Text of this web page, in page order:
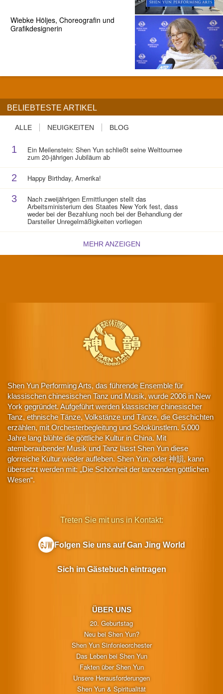
Wiebke Höljes, Choreografin und
Grafikdesignerin
BELIEBTESTE ARTIKEL
ALLE NEUIGKEITEN BLOG
1 Ein Meilenstein: Shen Yun schließt seine Welttournee
zum 20-jährigen Jubiläum ab
2 Happy Birthday, Amerika!
3 Nach zweijährigen Ermittlungen stellt das
Arbeitsministerium des Staates New York fest, dass
weder bei der Bezahlung noch bei der Behandlung der
Darsteller Unregelmäßigkeiten vorliegen
MEHR ANZEIGEN
Shen Yun Performing Arts, das führende Ensemble für
klassischen chinesischen Tanz und Musik, wurde 2006 in New
York gegründet. Aufgeführt werden klassischer chinesischer
Tanz, ethnische Tänze, Volkstänze und Tänze, die Geschichten
erzählen, mit Orchesterbegleitung und Solokünstlern. 5.000
Jahre lang blühte die göttliche Kultur in China. Mit
atemberaubender Musik und Tanz lässt Shen Yun diese
glorreiche Kultur wieder aufleben. Shen Yun, oder 神韻, kann
übersetzt werden mit: „Die Schönheit der tanzenden göttlichen
Wesen“.
ÜBER UNS
20. Geburtstag
Neu bei Shen Yun?
Shen Yun Sinfonieorchester
Das Leben bei Shen Yun
Fakten über Shen Yun
Unsere Herausforderungen
Shen Yun & Spiritualität
Treten Sie mit uns in Kontakt:
Folgen Sie uns auf Gan Jing World
Sich im Gästebuch eintragen